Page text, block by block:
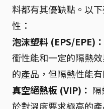
料都有其優缺點。以
性：
泡沫塑料 (EPS/EPE)：
衝性能和一定的隔熱
的產品，但隔熱性能
真空絕熱板 (VIP)：
於對溫度要求極高的